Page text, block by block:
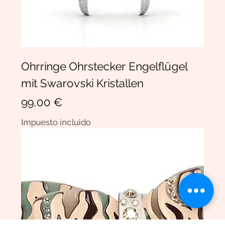
Ohrringe Ohrstecker Engelflügel
mit Swarovski Kristallen
Precio
99,00 €
Impuesto incluido